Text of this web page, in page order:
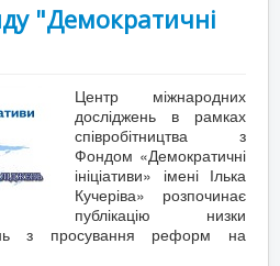
"Демократичні
Центр міжнародних
досліджень в рамках
співробітництва з
Фондом «Демократичні
ініціативи» імені Ілька
Кучеріва» розпочинає
публікацію низки
з просування реформ на